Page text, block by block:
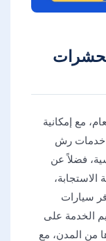
مع إمكانية
خدمات رش
فضلاً عن
سرعة الاستجابة،
سيارات
الخدمة على
من المدن، مع